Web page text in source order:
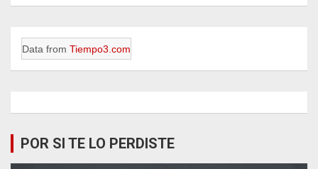
Data from Tiempo3.com
POR SI TE LO PERDISTE